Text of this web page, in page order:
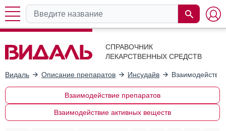
СПРАВОЧНИК
ЛЕКАРСТВЕННЫХ СРЕДСТВ
Видаль Описание препаратов Инсудайв
Взаимодействие препаратов
Взаимодействие активных веществ